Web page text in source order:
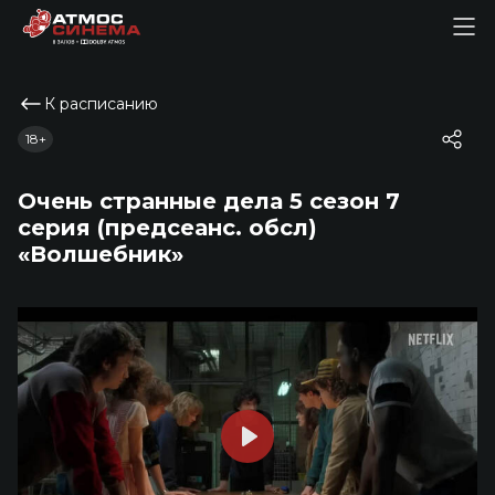
К расписанию
Очень странные дела 5 сезон 7
серия (предсеанс. обсл)
«Волшебник»
18+
Play